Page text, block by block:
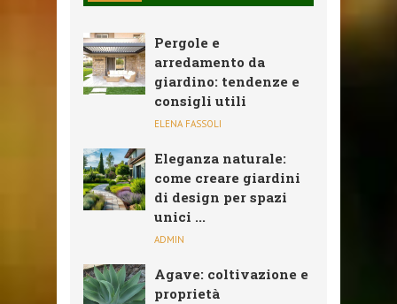
Pergole e
arredamento da
giardino: tendenze e
consigli utili
ELENA FASSOLI
Eleganza naturale:
come creare giardini
di design per spazi
unici ...
ADMIN
Agave: coltivazione e
proprietà